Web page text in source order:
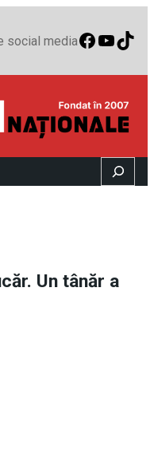
social media
Search
Un tânăr a